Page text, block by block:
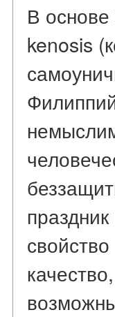
В основе
kenosis